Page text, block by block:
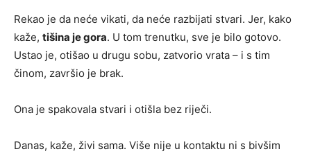
Rekao je da neće vikati, da neće razbijati stvari. Jer, kako
kaže, tišina je gora. U tom trenutku, sve je bilo gotovo.
Ustao je, otišao u drugu sobu, zatvorio vrata – i s tim
činom, završio je brak.
Ona je spakovala stvari i otišla bez riječi.
Danas, kaže, živi sama. Više nije u kontaktu ni s bivšim